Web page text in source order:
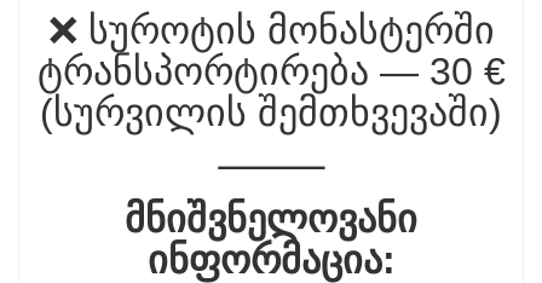
❌ სუროტის მონასტერში
ტრანსპორტირება — 30 €
(სურვილის შემთხვევაში)
⸻
მნიშვნელოვანი
ინფორმაცია: